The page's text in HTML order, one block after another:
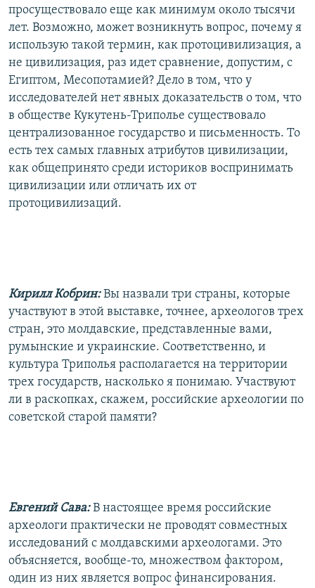
просуществовало еще как минимум около тысячи
лет. Возможно, может возникнуть вопрос, почему я
использую такой термин, как протоцивилизация, а
не цивилизация, раз идет сравнение, допустим, с
Египтом, Месопотамией? Дело в том, что у
исследователей нет явных доказательств о том, что
в обществе Кукутень-Триполье существовало
централизованное государство и письменность. То
есть тех самых главных атрибутов цивилизации,
как общепринято среди историков воспринимать
цивилизации или отличать их от
протоцивилизаций.
Кирилл Кобрин:Вы назвали три страны, которые
участвуют в этой выставке, точнее, археологов трех
стран, это молдавские, представленные вами,
румынские и украинские. Соответственно, и
культура Триполья располагается на территории
трех государств, насколько я понимаю. Участвуют
ли в раскопках, скажем, российские археологии по
советской старой памяти?
Евгений Сава:В настоящее время российские
археологи практически не проводят совместных
исследований с молдавскими археологами. Это
объясняется, вообще-то, множеством фактором,
один из них является вопрос финансирования.